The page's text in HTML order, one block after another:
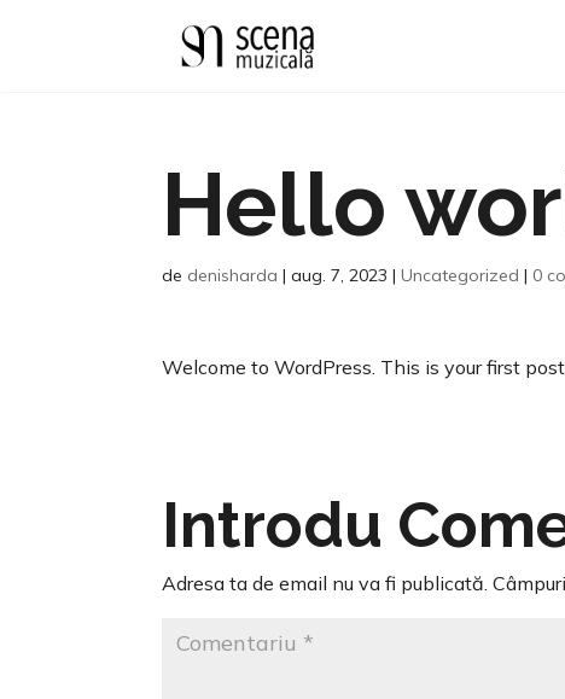
Hello
de denisharda |aug. 7, 2023 |Uncategorized | 0
Welcome to WordPress. This is your first
Introdu
Adresa ta de email nu va fi publicată.